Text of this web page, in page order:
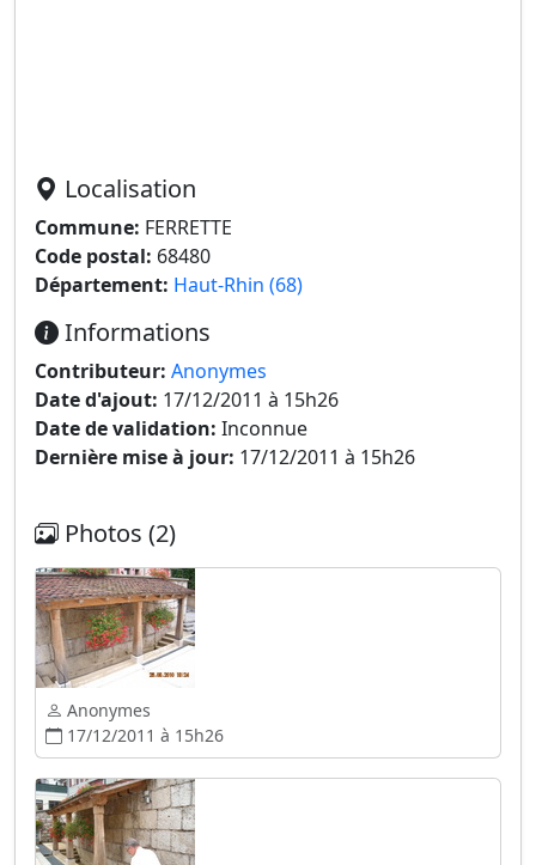
Localisation
Commune: FERRETTE
Code postal: 68480
Département: Haut-Rhin (68)
Informations
Contributeur: Anonymes
Date d'ajout: 17/12/2011 à 15h26
Date de validation: Inconnue
Dernière mise à jour: 17/12/2011 à 15h26
Photos (2)
Anonymes
17/12/2011 à 15h26